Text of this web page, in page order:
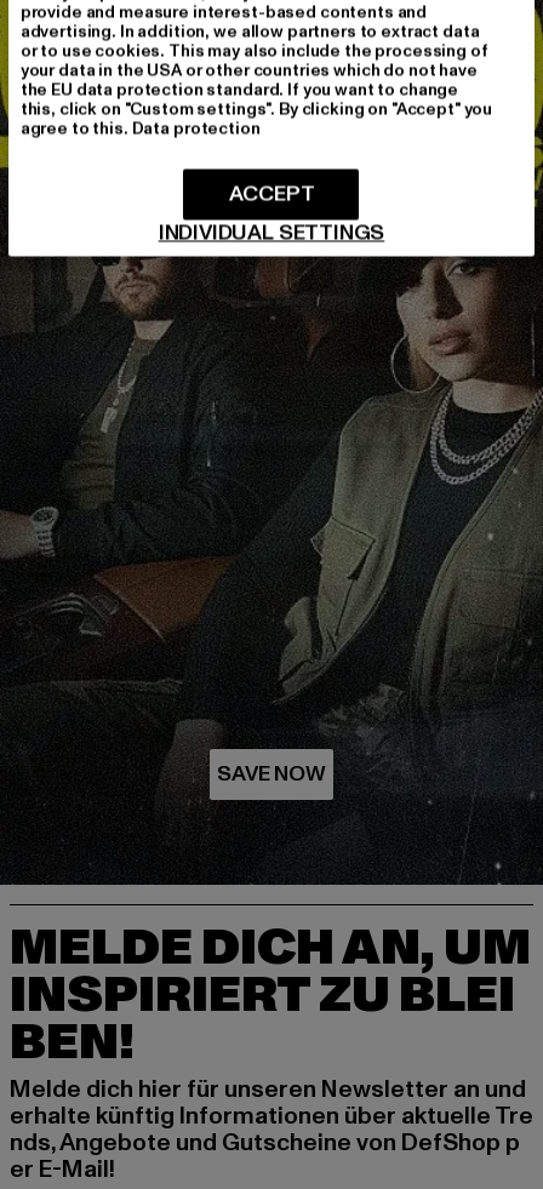
SAVE NOW
MELDE DICH AN, UM
INSPIRIERT ZU BLEI
BEN!
Melde dich hier für unseren Newsletter an und
erhalte künftig Informationen über aktuelle Tre
nds, Angebote und Gutscheine von DefShop p
er E-Mail!
provide and measure interest-based contents and
advertising. In addition, we allow partners to extract data
or to use cookies. This may also include the processing of
your data in the USA or other countries which do not have
the EU data protection standard. If you want to change
this, click on "Custom settings". By clicking on "Accept" you
agree to this. Data protection
INDIVIDUAL SETTINGS
ACCEPT